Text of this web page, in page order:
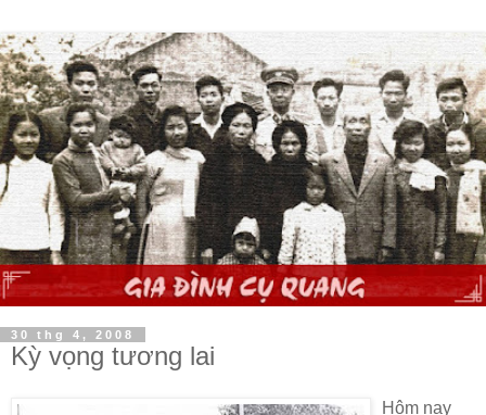
30 thg 4, 2008
Kỳ vọng tương lai
Hôm nay